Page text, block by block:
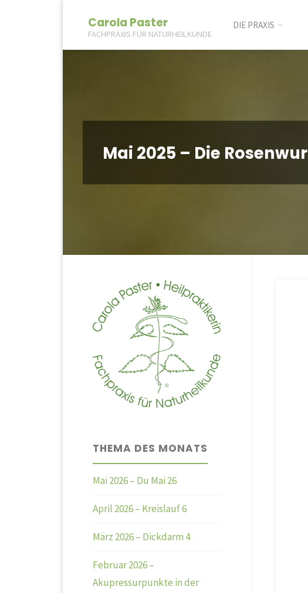
Carola Paster
FACHPRAXIS FÜR NATURHEILKUNDE
DIE PRAXIS
Mai 2025 – Die
THEMA DES MONATS
Mai 2026 – Du Mai 26
April 2026 – Kreislauf 6
März 2026 – Dickdarm 4
Februar 2026 –
Akupressurpunkte in der